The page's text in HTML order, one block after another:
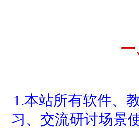
一
1.本站所有软件、
习、交流研讨场景